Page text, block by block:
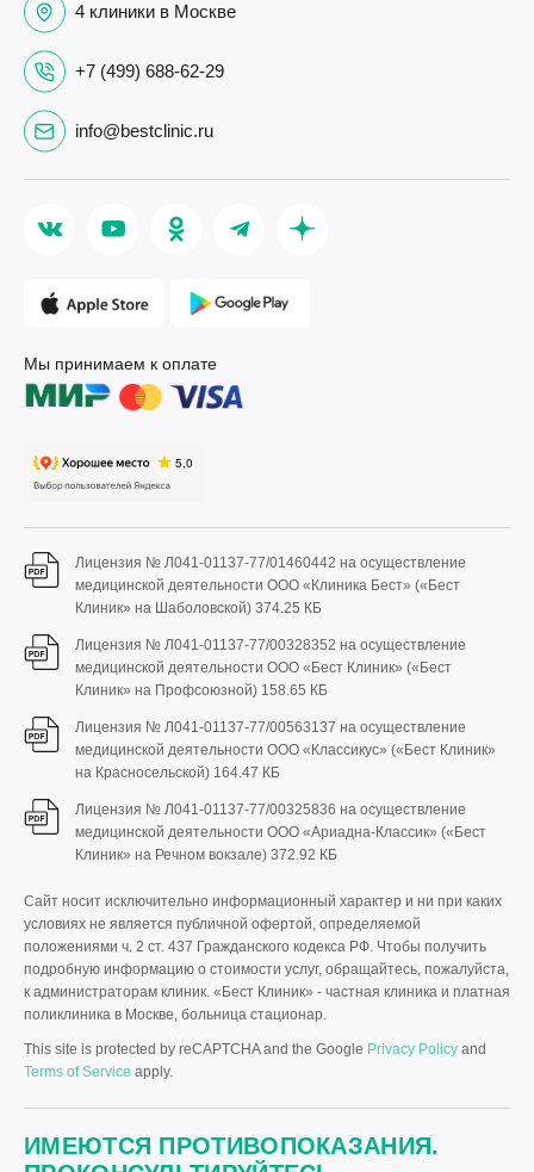
4 клиники в Москве
+7 (499) 688-62-29
info@bestclinic.ru
Мы принимаем к оплате
Лицензия № Л041-01137-77/01460442 на осуществление
медицинской деятельности ООО «Клиника Бест» («Бест
Клиник» на Шаболовской) 374.25 КБ
Лицензия № Л041-01137-77/00328352 на осуществление
медицинской деятельности ООО «Бест Клиник» («Бест
Клиник» на Профсоюзной) 158.65 КБ
Лицензия № Л041-01137-77/00563137 на осуществление
медицинской деятельности ООО «Классикус» («Бест Клиник»
на Красносельской) 164.47 КБ
Лицензия № Л041-01137-77/00325836 на осуществление
медицинской деятельности ООО «Ариадна-Классик» («Бест
Клиник» на Речном вокзале) 372.92 КБ
Сайт носит исключительно информационный характер и ни при каких
условиях не является публичной офертой, определяемой
положениями ч. 2 ст. 437 Гражданского кодекса РФ. Чтобы получить
подробную информацию о стоимости услуг, обращайтесь, пожалуйста,
к администраторам клиник. «Бест Клиник» - частная клиника и платная
поликлиника в Москве, больница стационар.
This site is protected by reCAPTCHA and the Google Privacy Policy and
Terms of Service apply.
ИМЕЮТСЯ ПРОТИВОПОКАЗАНИЯ.